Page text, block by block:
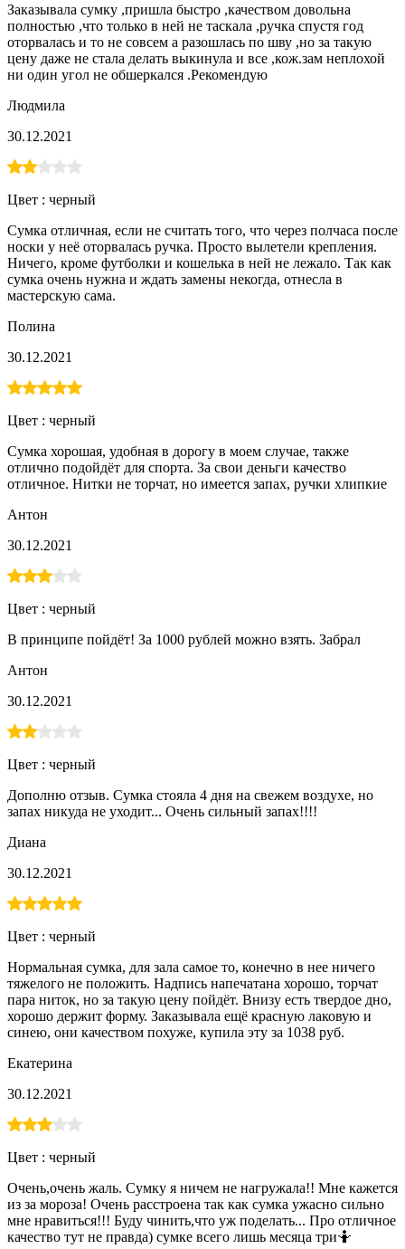
Заказывала сумку ,пришла быстро ,качеством довольна
полностью ,что только в ней не таскала ,ручка спустя год
оторвалась и то не совсем а разошлась по шву ,но за такую
цену даже не стала делать выкинула и все ,кож.зам неплохой
ни один угол не обшеркался .Рекомендую
Людмила
30.12.2021
Цвет : черный
Сумка отличная, если не считать того, что через полчаса после
носки у неё оторвалась ручка. Просто вылетели крепления.
Ничего, кроме футболки и кошелька в ней не лежало. Так как
сумка очень нужна и ждать замены некогда, отнесла в
мастерскую сама.
Полина
30.12.2021
Цвет : черный
Сумка хорошая, удобная в дорогу в моем случае, также
отлично подойдёт для спорта. За свои деньги качество
отличное. Нитки не торчат, но имеется запах, ручки хлипкие
Антон
30.12.2021
Цвет : черный
В принципе пойдёт! За 1000 рублей можно взять. Забрал
Антон
30.12.2021
Цвет : черный
Дополню отзыв. Сумка стояла 4 дня на свежем воздухе, но
запах никуда не уходит... Очень сильный запах!!!!
Диана
30.12.2021
Цвет : черный
Нормальная сумка, для зала самое то, конечно в нее ничего
тяжелого не положить. Надпись напечатана хорошо, торчат
пара ниток, но за такую цену пойдёт. Внизу есть твердое дно,
хорошо держит форму. Заказывала ещё красную лаковую и
синею, они качеством похуже, купила эту за 1038 руб.
Екатерина
30.12.2021
Цвет : черный
Очень,очень жаль. Сумку я ничем не нагружала!! Мне кажется
из за мороза! Очень расстроена так как сумка ужасно сильно
мне нравиться!!! Буду чинить,что уж поделать... Про отличное
качество тут не правда) сумке всего лишь месяца три🤷